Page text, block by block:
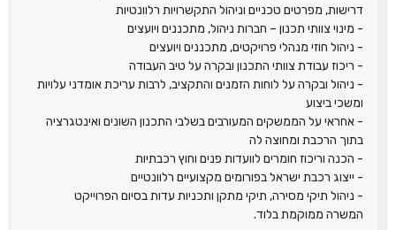
דרישות, מפרטים טכניים וניהול התקשרויות רלוונטיות
- מינוי צוותי תכנון – חברות ניהול, מתכננים ויועצים
- ניהול חוזי מנהלי פרויקטים, מתכננים ויועצים
- ריכוז עבודת צוותי התכנון ובקרה על טיב העבודה
- ניהול ובקרה על לוחות הזמנים והתקציב, לרבות עריכת אומדני עלויות
ומשכי ביצוע
- אחראי על הממשקים המעורבים בשלבי התכנון השונים ואינטגרציה
בתוך הרכבת ומחוצה לה
- הכנה וריכוז חומרים לוועדות פנים וחוץ רכבתיות
- ייצוג רכבת ישראל בפורומים מקצועיים רלוונטיים
- ניהול תיקי מסירה, תיקי מתקן ותכניות עדות בסיום הפרוייקט
המשרה ממוקמת בלוד.